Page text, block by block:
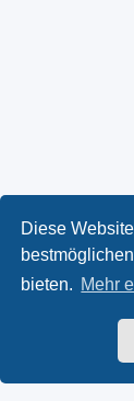
Diese
bieten. Mehr